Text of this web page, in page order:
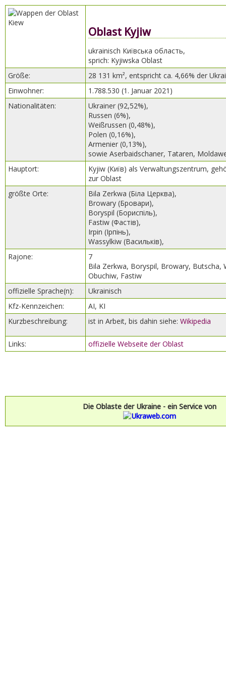
Oblast Kyjiw
ukrainisch Київська область,
sprich: Kyjiwska Oblast
Größe:
28 131 km², entspricht ca. 4,66% der
Einwohner:
1.788.530 (1. Januar 2021)
Nationalitäten:
Ukrainer (92,52%),
Russen (6%),
Weißrussen (0,48%),
Polen (0,16%),
Armenier (0,13%),
sowie Aserbaidschaner, Tataren,
Hauptort:
Kyjiw (Київ) als Verwaltungszentrum,
zur Oblast
größte Orte:
Bila Zerkwa (Біла Церква),
Browary (Бровари),
Boryspil (Бориспіль),
Fastiw (Фастів),
Irpin (Ірпінь),
Wassylkiw (Васильків),
Rajone:
7
Bila Zerkwa, Boryspil, Browary, Butscha,
Obuchiw, Fastiw
offizielle Sprache(n):
Ukrainisch
Kfz-Kennzeichen:
AI, KI
Kurzbeschreibung:
ist in Arbeit, bis dahin siehe: Wikipedia
Links: offizielle Webseite der Oblast
Die Oblaste der Ukraine - ein Service von